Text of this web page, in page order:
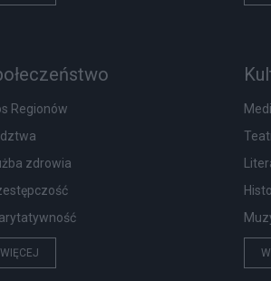
Regionów
zdrowia
WIĘCEJ